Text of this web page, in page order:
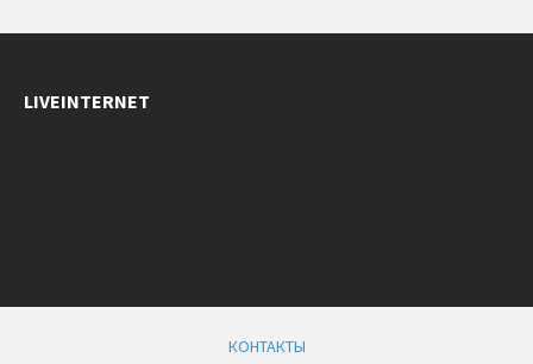
LIVEINTERNET
КОНТАКТЫ